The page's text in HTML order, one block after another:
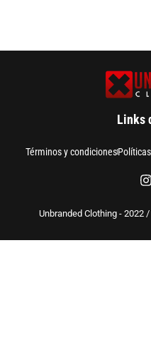
Links
Términos y condiciones
Unbranded Clothing - 2022